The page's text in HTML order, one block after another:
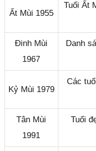
Ất Mùi 1955
Tuổi Ất
Đinh Mùi
1967
Danh
Kỷ Mùi 1979
Các
Tân Mùi
1991
Tuổi